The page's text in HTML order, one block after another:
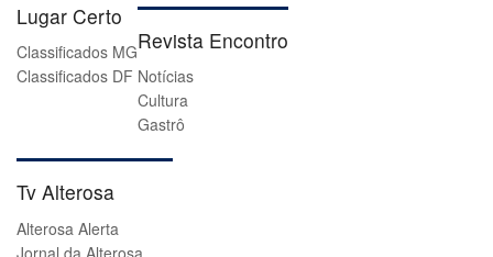
Lugar Certo
Classificados MG
Classificados DF
Revista Encontro
Notícias
Cultura
Gastrô
Tv Alterosa
Alterosa Alerta
Jornal da Alterosa